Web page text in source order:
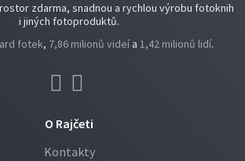
zdarma, snadnou a rychlou výrobu fotoknih
i jiných fotoproduktů.
fotek, 7,86 milionů videí a 1,42 milionů lidí.
O Rajčeti
Kontakty